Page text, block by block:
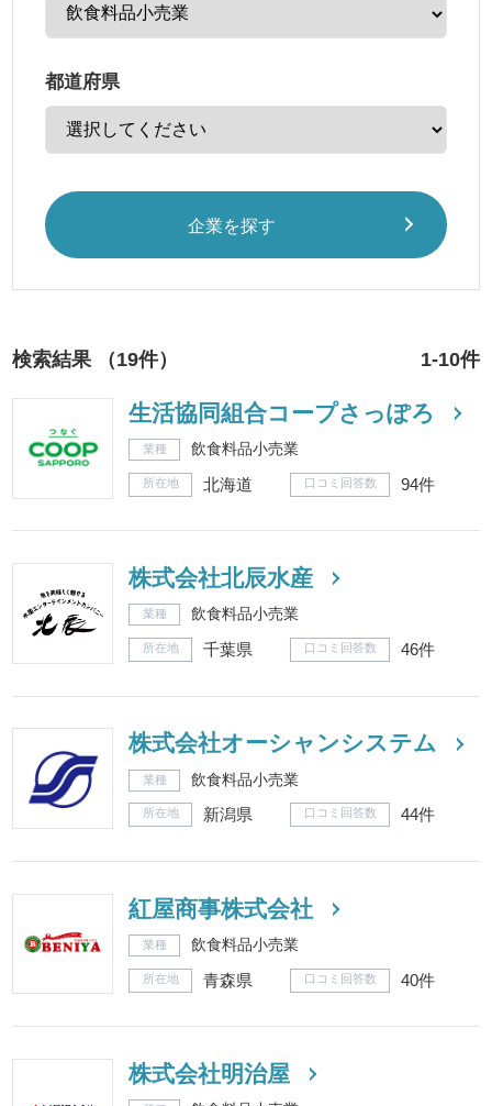
都道府県
企業を探す
検索結果 （19件） 1-10件
生活協同組合コープさっぽろ
業種 飲食料品小売業
所在地 北海道 口コミ回答数 94件
株式会社北辰水産
業種 飲食料品小売業
所在地 千葉県 口コミ回答数 46件
株式会社オーシャンシステム
業種 飲食料品小売業
所在地 新潟県 口コミ回答数 44件
紅屋商事株式会社
業種 飲食料品小売業
所在地 青森県 口コミ回答数 40件
株式会社明治屋